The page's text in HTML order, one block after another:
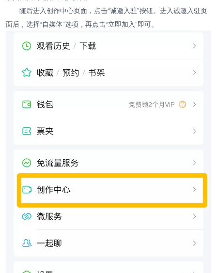
随后进入创作中心页面，点击“诚邀入驻”按钮。进入诚邀入驻页
面后，选择“自媒体”选项，再点击“立即加入”即可。